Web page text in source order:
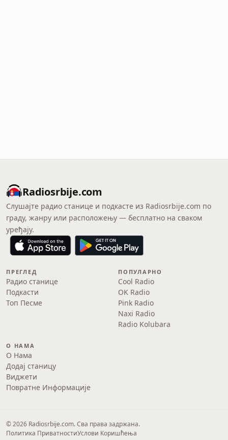
Radiosrbije.com
Слушајте радио станице и подкасте из Radiosrbije.com по
граду, жанру или расположењу — бесплатно на сваком
уређају.
ПРЕГЛЕД
Радио станице
Подкасти
Топ Песме
ПОПУЛАРНО
Cool Radio
OK Radio
Pink Radio
Naxi Radio
Radio Kolubara
О НАМА
О Нама
Додај станицу
Виджети
Повратне Информације
© 2026 Radiosrbije.com. Сва права задржана.
Политика ПриватностиУслови Коришћења